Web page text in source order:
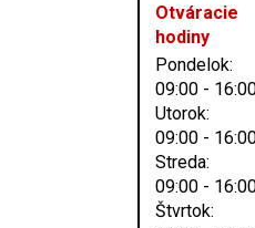
Otváracie
hodiny
Pondelok:
09:00 -
Utorok:
09:00 -
Streda:
09:00 -
Štvrtok: